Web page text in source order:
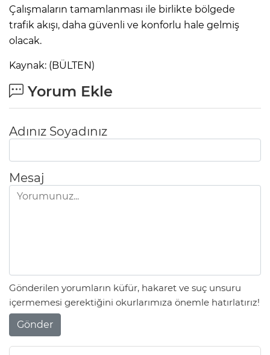
Çalışmaların tamamlanması ile birlikte bölgede
trafik akışı, daha güvenli ve konforlu hale gelmiş
olacak.
Kaynak: (BÜLTEN)
Yorum Ekle
Adınız Soyadınız
Mesaj
Gönderilen yorumların küfür, hakaret ve suç unsuru
içermemesi gerektiğini okurlarımıza önemle hatırlatırız!
Gönder